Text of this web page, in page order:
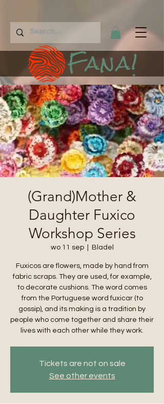
Fana!
(Grand)Mother &
Daughter Fuxico
Workshop Series
wo 11 sep
  |
Bladel
Fuxicos are flowers, made by hand from
fabric scraps. They are used, for example,
to decorate cushions. The word comes
from the Portuguese word fuxicar (to
gossip), and its making is a tradition by
people who come together and share their
lives with each other while they work.
Tickets are not on sale
See other events